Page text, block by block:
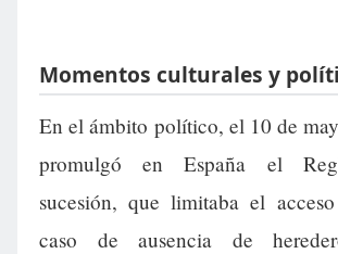
Momentos culturales y
En el ámbito político, el 10 de
promulgó en España el
sucesión, que limitaba el
caso de ausencia de